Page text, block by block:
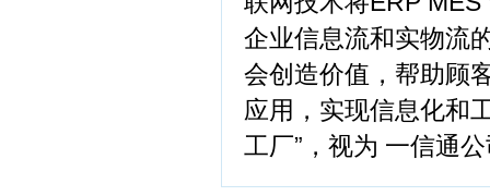
企业信息流和实物流
会创造价值，帮助顾
应用，实现信息化和
工厂”，视为 一信通